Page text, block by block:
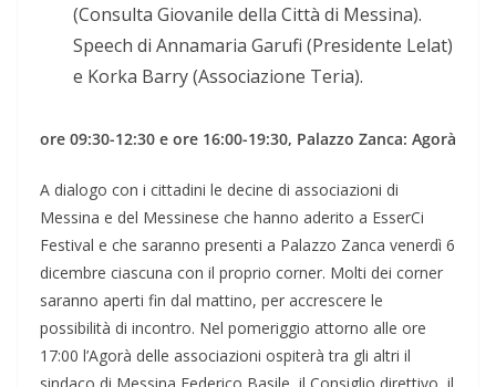
(Consulta Giovanile della Città di Messina).
Speech di Annamaria Garufi (Presidente Lelat)
e Korka Barry (Associazione Teria).
ore 09:30-12:30 e ore 16:00-19:30, Palazzo Zanca: Agorà
A dialogo con i cittadini le decine di associazioni di
Messina e del Messinese che hanno aderito a EsserCi
Festival e che saranno presenti a Palazzo Zanca venerdì 6
dicembre ciascuna con il proprio corner. Molti dei corner
saranno aperti fin dal mattino, per accrescere le
possibilità di incontro. Nel pomeriggio attorno alle ore
17:00 l’Agorà delle associazioni ospiterà tra gli altri il